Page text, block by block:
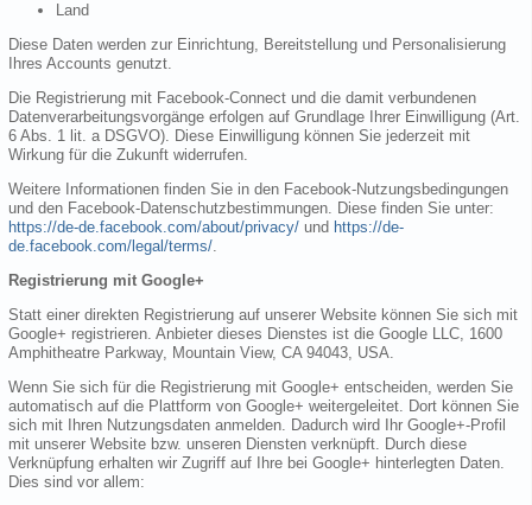
Land
Diese Daten werden zur Einrichtung, Bereitstellung und Personalisierung
Ihres Accounts genutzt.
Die Registrierung mit Facebook-Connect und die damit verbundenen
Datenverarbeitungsvorgänge erfolgen auf Grundlage Ihrer Einwilligung (Art.
6 Abs. 1 lit. a DSGVO). Diese Einwilligung können Sie jederzeit mit
Wirkung für die Zukunft widerrufen.
Weitere Informationen finden Sie in den Facebook-Nutzungsbedingungen
und den Facebook-Datenschutzbestimmungen. Diese finden Sie unter:
https://de-de.facebook.com/about/privacy/ und https://de-
de.facebook.com/legal/terms/.
Registrierung mit Google+
Statt einer direkten Registrierung auf unserer Website können Sie sich mit
Google+ registrieren. Anbieter dieses Dienstes ist die Google LLC, 1600
Amphitheatre Parkway, Mountain View, CA 94043, USA.
Wenn Sie sich für die Registrierung mit Google+ entscheiden, werden Sie
automatisch auf die Plattform von Google+ weitergeleitet. Dort können Sie
sich mit Ihren Nutzungsdaten anmelden. Dadurch wird Ihr Google+-Profil
mit unserer Website bzw. unseren Diensten verknüpft. Durch diese
Verknüpfung erhalten wir Zugriff auf Ihre bei Google+ hinterlegten Daten.
Dies sind vor allem: